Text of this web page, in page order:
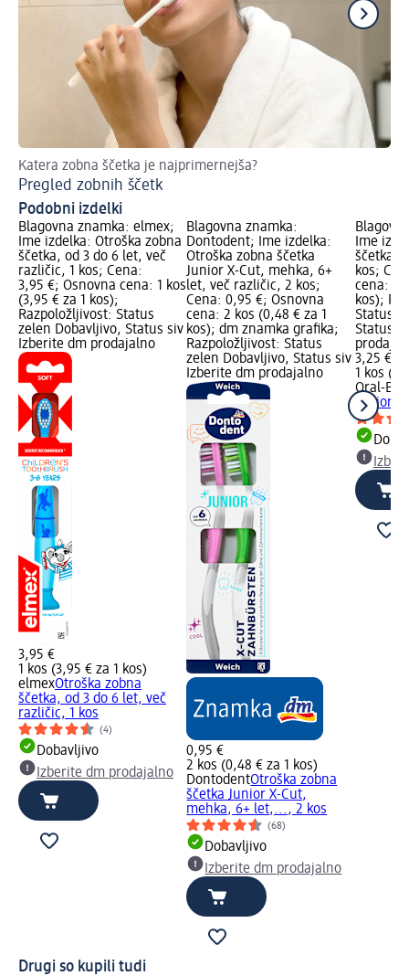
Katera zobna ščetka je najprimernejša?
Pregled zobnih ščetk
Podobni izdelki
Blagovna znamka: elmex;
Ime izdelka: Otroška zobna
ščetka, od 3 do 6 let, več
različic, 1 kos; Cena:
3,95 €; Osnovna cena: 1 kos
(3,95 € za 1 kos);
Razpoložljivost: Status
zelen Dobavljivo, Status siv
Izberite dm prodajalno
3,95 €
1 kos (3,95 € za 1 kos)
elmexOtroška zobna
ščetka, od 3 do 6 let, več
različic, 1 kos
(4)
Dobavljivo
Izberite dm prodajalno
Blagovna znamka:
Dontodent; Ime izdelka:
Otroška zobna ščetka
Junior X-Cut, mehka, 6+
let, več različic, 2 kos;
Cena: 0,95 €; Osnovna
cena: 2 kos (0,48 € za 1
kos); dm znamka grafika;
Razpoložljivost: Status
zelen Dobavljivo, Status siv
Izberite dm prodajalno
0,95 €
2 kos (0,48 € za 1 kos)
DontodentOtroška zobna
ščetka Junior X-Cut,
mehka, 6+ let,..., 2 kos
(68)
Dobavljivo
Izberite dm prodajalno
Ime
ščetka
kos;
cena: 1
kos);
Status
Status
3,25 €
1 kos
Oral-B
Junior,
Drugi so kupili tudi